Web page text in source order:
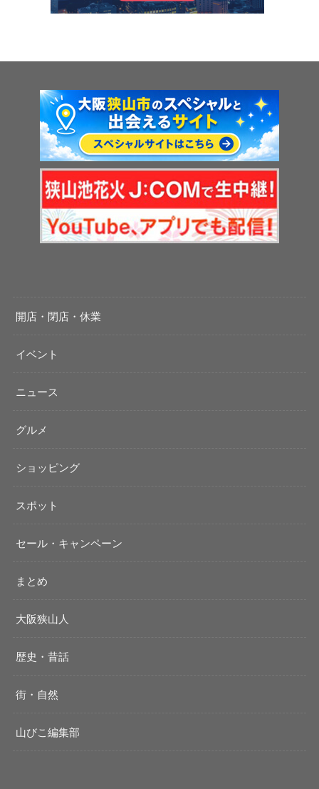
開店・閉店・休業
イベント
ニュース
グルメ
ショッピング
スポット
セール・キャンペーン
まとめ
大阪狭山人
歴史・昔話
街・自然
山びこ編集部